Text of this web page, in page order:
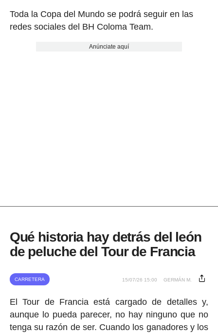
Toda la Copa del Mundo se podrá seguir en las
redes sociales del BH Coloma Team.
Anúnciate aquí
Qué historia hay detrás del león
de peluche del Tour de Francia
CARRETERA 15/07/26 15:00 GERMÁN M.
El Tour de Francia está cargado de detalles y,
aunque lo pueda parecer, no hay ninguno que no
tenga su razón de ser. Cuando los ganadores y los